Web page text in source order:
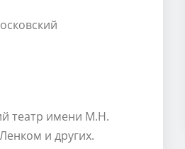
театр имени М.Н.
и других.